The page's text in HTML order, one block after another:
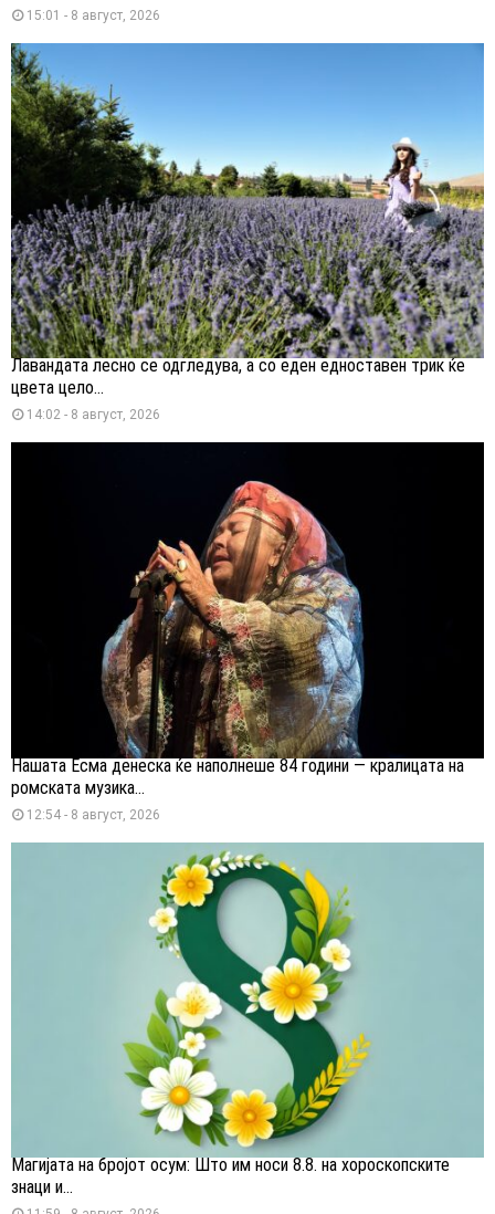
15:01 - 8 август, 2026
Лавандата лесно се одгледува, а со еден едноставен трик ќе
цвета цело...
14:02 - 8 август, 2026
Нашата Есма денеска ќе наполнеше 84 години — кралицата на
ромската музика...
12:54 - 8 август, 2026
Магијата на бројот осум: Што им носи 8.8. на хороскопските
знаци и...